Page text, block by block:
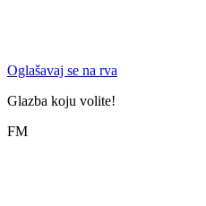
Oglašavaj se na rva
Glazba koju volite!
FM